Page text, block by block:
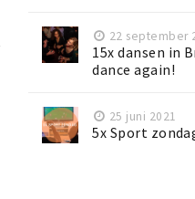
22 september
15x dansen in
dance again!
25 juni 2021
5x Sport